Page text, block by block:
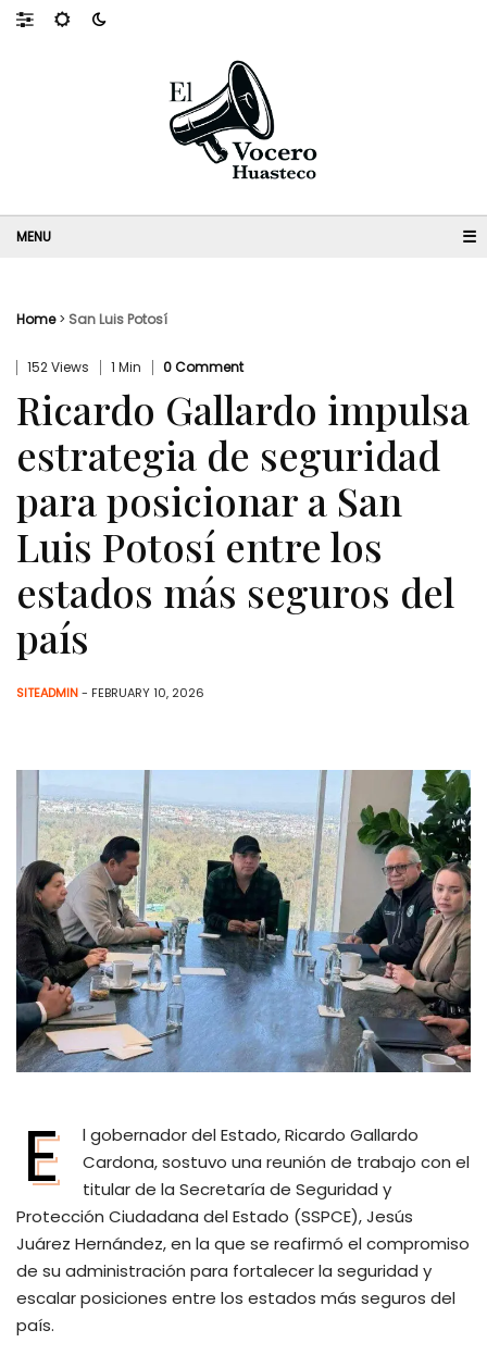
☰
Home> San Luis Potosí
152 Views 1 Min 0 Comment
Ricardo Gallardo impulsa
estrategia de seguridad
para posicionar a San
Luis Potosí entre los
estados más seguros del
país
SITEADMIN- FEBRUARY 10, 2026
E
l gobernador del Estado, Ricardo Gallardo
Cardona, sostuvo una reunión de trabajo con el
titular de la Secretaría de Seguridad y
Protección Ciudadana del Estado (SSPCE), Jesús
Juárez Hernández, en la que se reafirmó el compromiso
de su administración para fortalecer la seguridad y
escalar posiciones entre los estados más seguros del
país.